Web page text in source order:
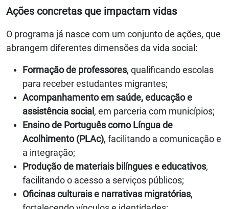
Ações concretas que impactam vidas
O programa já nasce com um conjunto de ações, que
abrangem diferentes dimensões da vida social:
Formação de professores, qualificando escolas
para receber estudantes migrantes;
Acompanhamento em saúde, educação e
assistência social , em parceria com municípios;
Ensino de Português como Língua de
Acolhimento (PLAc), facilitando a comunicação e
a integração;
Produção de materiais bilíngues e educativos,
facilitando o acesso a serviços públicos;
Oficinas culturais e narrativas migratórias,